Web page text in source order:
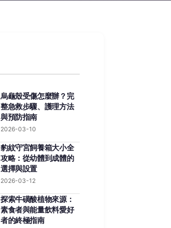
烏龜殼受傷怎麼辦？完
整急救步驟、護理方法
與預防指南
2026-03-10
豹紋守宮飼養箱大小全
攻略：從幼體到成體的
選擇與設置
2026-03-12
探索牛磺酸植物來源：
素食者與能量飲料愛好
者的終極指南